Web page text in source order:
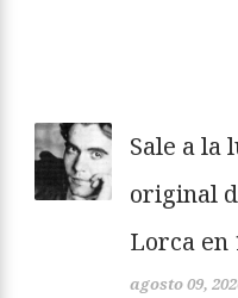
Sale a la
original
Lorca en
agosto 09,